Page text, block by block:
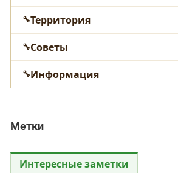
Территория
Советы
Информация
Метки
Интересные заметки